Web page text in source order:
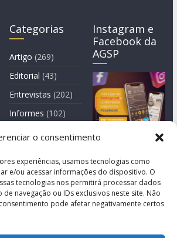
o consentimento
experiências, usamos tecnologias como
e/ou acessar informações do dispositivo. O
tecnologias nos permitirá processar dados
navegação ou IDs exclusivos neste site. Não
pode afetar negativamente certos
Categorias
Artigo (269)
Editorial (43)
Entrevistas (202)
Informes (102)
Manchete
Instagram e
Facebook da
AGSP